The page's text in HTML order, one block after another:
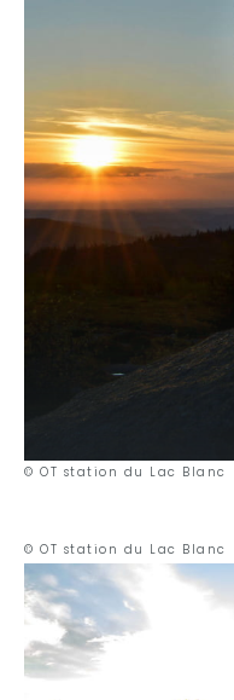
© OT station du Lac Blanc
© OT station du Lac Blanc